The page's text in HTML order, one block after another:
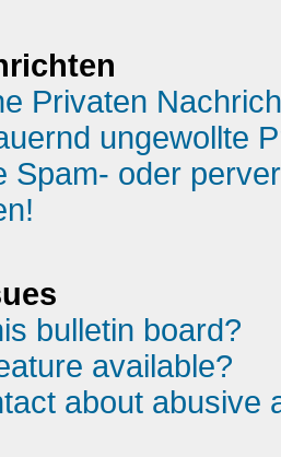
Privaten
ungewollte
Spam- oder
bulletin board?
available?
about abusive